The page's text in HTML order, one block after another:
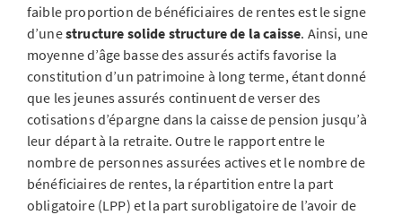
faible proportion de bénéficiaires de rentes est le signe
d’unestructure solide structure de la caisse. Ainsi, une
moyenne d’âge basse des assurés actifs favorise la
constitution d’un patrimoine à long terme, étant donné
que les jeunes assurés continuent de verser des
cotisations d’épargne dans la caisse de pension jusqu’à
leur départ à la retraite. Outre le rapport entre le
nombre de personnes assurées actives et le nombre de
bénéficiaires de rentes, la répartition entre la part
obligatoire (LPP) et la part surobligatoire de l’avoir de